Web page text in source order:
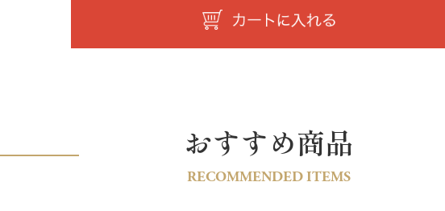
おすすめ商品
RECOMMENDED ITEMS